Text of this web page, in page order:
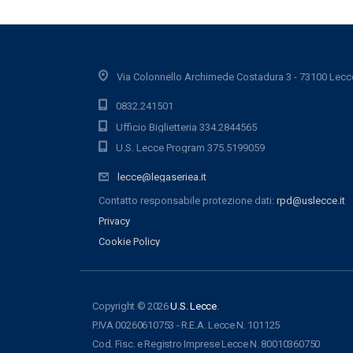
Via Colonnello Archimede Costadura 3 - 73100
0832.241501
Ufficio Biglietteria 334.2844565
U.S. Lecce Program 375.5199059
lecce@legaseriea.it
Contatto responsabile protezione dati: rpd@uslecce.it
Privacy
Cookie Policy
Copyright © 2026U.S. Lecce.
P.IVA 00260610753 - R.E.A. Lecce N. 101125
Cod. Fisc. e Registro Imprese Lecce N. 80010360750